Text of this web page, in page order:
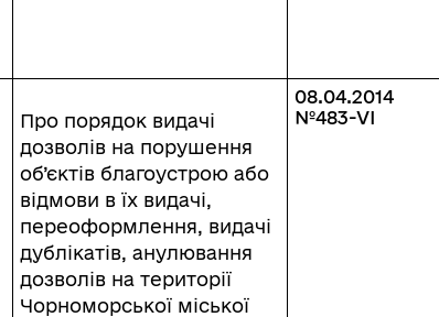
Про порядок видачі
дозволів на порушення
об’єктів благоустрою або
відмови в їх видачі,
переоформлення, видачі
дублікатів, анулювання
дозволів на території
Чорноморської міської
08.04.2014
№483-VI